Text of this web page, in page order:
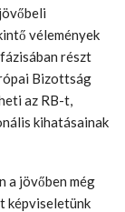
vélemények
részt
Bizottság
az RB-t,
kihatásainak
a jövőben még
képviseletünk